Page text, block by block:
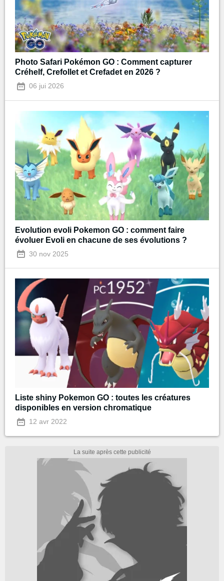
Photo Safari Pokémon GO : Comment capturer
Créhelf, Crefollet et Crefadet en 2026 ?
06 jui 2026
Evolution evoli Pokemon GO : comment faire
évoluer Evoli en chacune de ses évolutions ?
30 nov 2025
Liste shiny Pokemon GO : toutes les créatures
disponibles en version chromatique
12 avr 2022